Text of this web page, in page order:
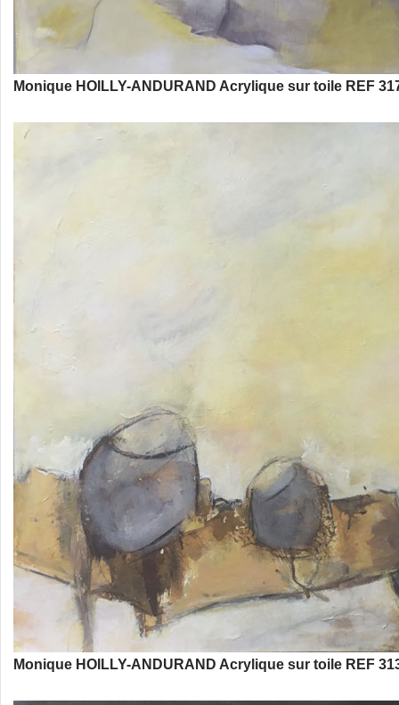
Monique HOILLY-ANDURAND Acrylique sur toile REF
Monique HOILLY-ANDURAND Acrylique sur toile REF